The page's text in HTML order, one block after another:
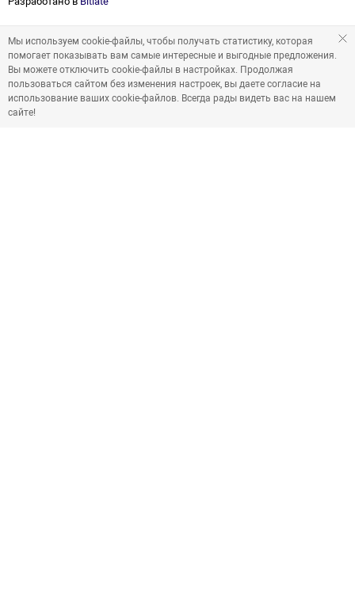
Мы используем cookie-файлы, чтобы получать статистику, которая
помогает показывать вам самые интересные и выгодные предложения.
Вы можете отключить cookie-файлы в настройках. Продолжая
пользоваться сайтом без изменения настроек, вы даете согласие на
использование ваших cookie-файлов. Всегда рады видеть вас на нашем
сайте!